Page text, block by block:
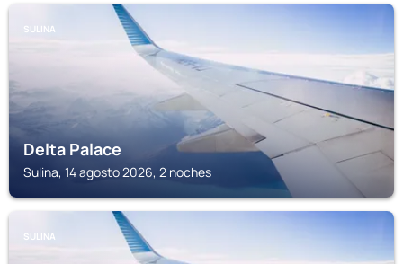
SULINA
Delta Palace
Sulina, 14 agosto 2026, 2 noches
SULINA